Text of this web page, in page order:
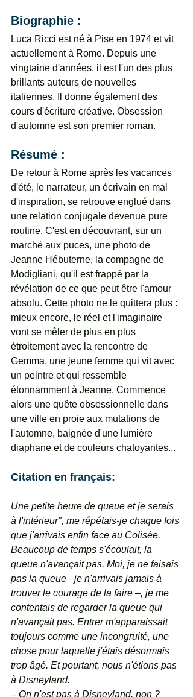
Biographie :
Luca Ricci est né à Pise en 1974 et vit
actuellement à Rome. Depuis une
vingtaine d'années, il est l'un des plus
brillants auteurs de nouvelles
italiennes. Il donne également des
cours d'écriture créative. Obsession
d'automne est son premier roman.
Résumé :
De retour à Rome après les vacances
d'été, le narrateur, un écrivain en mal
d'inspiration, se retrouve englué dans
une relation conjugale devenue pure
routine. C'est en découvrant, sur un
marché aux puces, une photo de
Jeanne Hébuterne, la compagne de
Modigliani, qu'il est frappé par la
révélation de ce que peut être l'amour
absolu. Cette photo ne le quittera plus :
mieux encore, le réel et l'imaginaire
vont se mêler de plus en plus
étroitement avec la rencontre de
Gemma, une jeune femme qui vit avec
un peintre et qui ressemble
étonnamment à Jeanne. Commence
alors une quête obsessionnelle dans
une ville en proie aux mutations de
l'automne, baignée d'une lumière
diaphane et de couleurs chatoyantes...
Citation en français:
Une petite heure de queue et je serais
à l'intérieur", me répétais-je chaque fois
que j'arrivais enfin face au Colisée.
Beaucoup de temps s'écoulait, la
queue n'avançait pas. Moi, je ne faisais
pas la queue –je n'arrivais jamais à
trouver le courage de la faire –, je me
contentais de regarder la queue qui
n'avançait pas. Entrer m'apparaissait
toujours comme une incongruité, une
chose pour laquelle j'étais désormais
trop âgé. Et pourtant, nous n'étions pas
à Disneyland.
– On n'est pas à Disneyland, non ?